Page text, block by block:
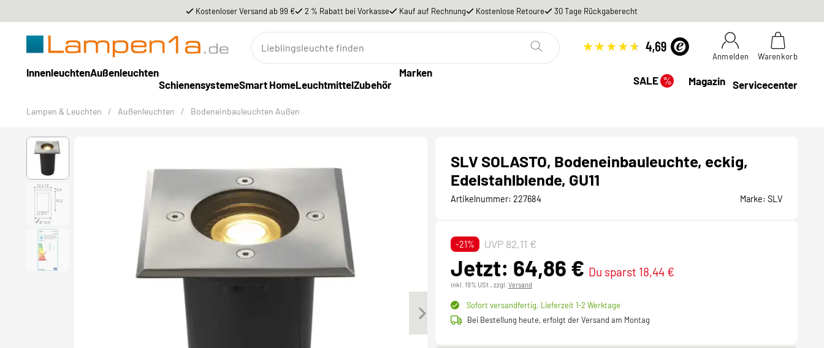
Kostenloser Versand ab 99 € 2 % Rabatt bei Vorkasse Kauf auf Rechnung Kostenlose Retoure 30 Tage Rückgaberecht
Anmelden Warenkorb
InnenleuchtenAußenleuchten
SchienensystemeSmart HomeLeuchtmittelZubehör
Marken
SALE% Magazin Servicecenter
Lampen & Leuchten / Außenleuchten / Bodeneinbauleuchten Außen
SLV SOLASTO, Bodeneinbauleuchte, eckig,
Edelstahlblende, GU11
Artikelnummer: 227684 Marke: SLV
-21% UVP 82,11 €
Jetzt: 64,86 € Du sparst 18,44 €
inkl. 19% USt., zzgl. Versand
Sofort versandfertig, Lieferzeit 1-2 Werktage
Bei Bestellung heute, erfolgt der Versand am Montag